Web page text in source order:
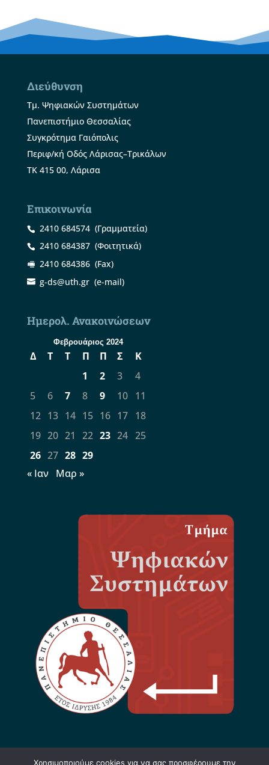
Διεύθυνση
Τμ. Ψηφιακών Συστημάτων
Πανεπιστήμιο Θεσσαλίας
Συγκρότημα Γαιόπολις
Περιφ/κή Οδός Λάρισας–Τρικάλων
ΤΚ 415 00, Λάρισα
Επικοινωνία
2410 684574(Γραμματεία)
2410 684387(Φοιτητικά)
2410 684386(Fax)
g-ds@uth.gr(e-mail)
Ημερολ. Ανακοινώσεων
Φεβρουάριος 2024
Δ Τ Τ Π Π Σ
Κ
1
2 3
4
5
6 7 8 9 10
11
12 13 14 15 16 17
18
19 20 21 22 23 24 25
26 27 28 29
« Ιαν
Μαρ »
Χρησιμοποιούμε cookies για να σας προσφέρουμε την